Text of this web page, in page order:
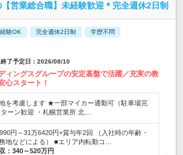
営業総合職】未経験歓迎＊完全週休2日制
験OK 完全週休2日制 学歴不問
了予定日：2026/08/10
ィングスグループの安定基盤で活躍／充実の教
心スタート！
を考慮します ★一部マイカー通勤可（駐車場完
ーン歓迎 ・札幌営業所 北…
円～31万6420円+賞与年2回 （入社時の年齢・
地などによる） ■エリア内転勤コ…
： 340～520万円